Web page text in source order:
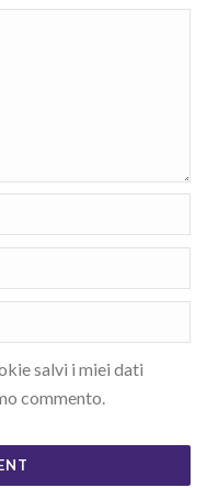
salvi i miei dati
commento.